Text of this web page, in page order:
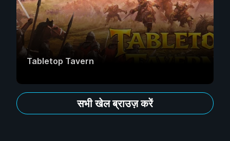
Tabletop Tavern
सभी खेल ब्राउज़ करें